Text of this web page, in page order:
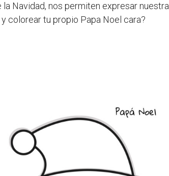
Navidad, nos permiten expresar nuestra
colorear tu propio Papa Noel cara?